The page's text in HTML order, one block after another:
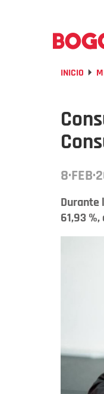
INICIO
Durante
61,93